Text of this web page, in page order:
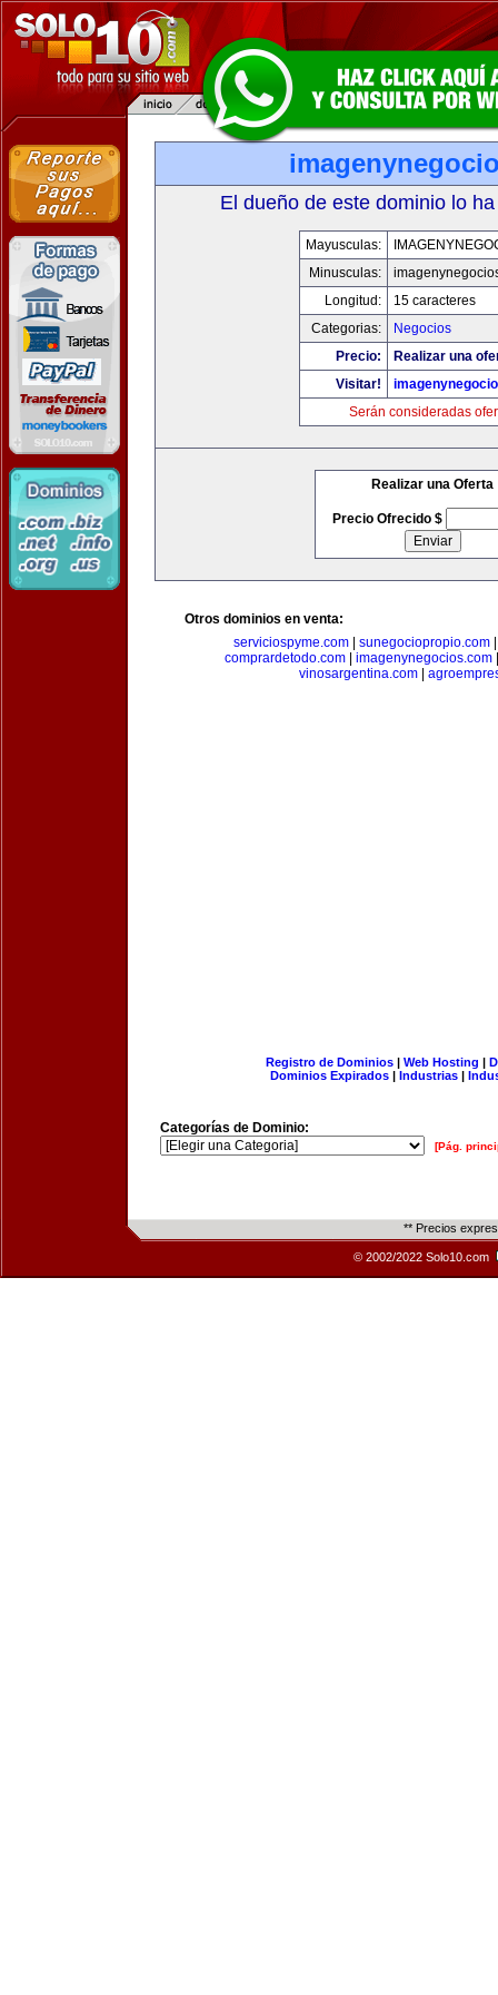
El dueño de este dominio lo
Mayusculas:
Minusculas:
Longitud:
15 caracteres
Categorias:
Negocios
Precio:
Realizar una
Visitar!
Serán consideradas
Realizar una Oferta
Precio Ofrecido $
Otros dominios en venta:
serviciospyme.com
sunegociopropio.com
comprardetodo.com
imagenynegocios.com
vinosargentina.com|
Registro de Dominios| Web Hosting |
Dominios Expirados | Industrias |
Categorías de Dominio:
[Pág.
** Precios
© 2002/2022 Solo10.com